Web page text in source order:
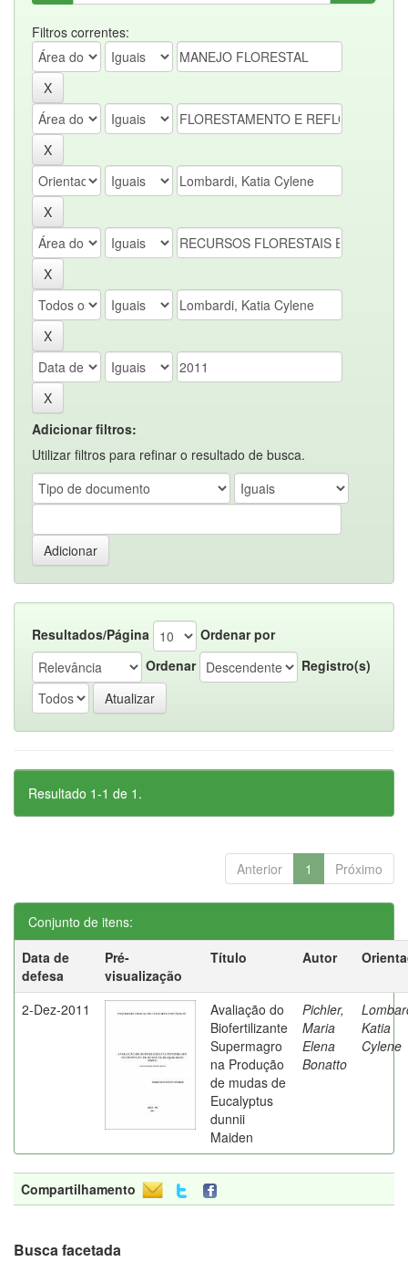
Filtros correntes:
Adicionar filtros:
Utilizar filtros para refinar o resultado de busca.
Resultados/Página
Ordenar por
Ordenar
Registro(s)
Resultado 1-1 de 1.
Anterior 1 Próximo
Conjunto de itens:
Data de
defesa
Pré-
visualização
Título Autor
2-Dez-2011
Avaliação do
Biofertilizante
Supermagro
na Produção
de mudas de
Eucalyptus
dunnii
Maiden
Pichler,
Maria
Elena
Bonatto
Katia
Cylene
Compartilhamento
Busca facetada